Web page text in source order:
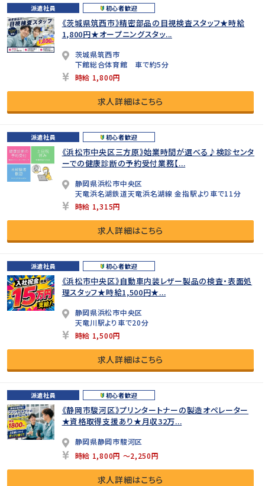
派遣社員 初心者歓迎
《茨城県筑西市》精密部品の目視検査スタッフ★時給
1,800円★オープニングスタッ...
茨城県筑西市
下館総合体育館 車で約5分
時給 1,800円
求人詳細はこちら
派遣社員 初心者歓迎
《浜松市中央区三方原》始業時間が選べる♪検診センタ
ーでの健康診断の予約受付業務【...
静岡県浜松市中央区
天竜浜名湖鉄道天竜浜名湖線 金指駅より車で11分
時給 1,315円
求人詳細はこちら
派遣社員 初心者歓迎
《浜松市中央区》自動車内装レザー製品の検査・表面処
理スタッフ★時給1,500円★...
静岡県浜松市中央区
天竜川駅より車で20分
時給 1,500円
求人詳細はこちら
派遣社員 初心者歓迎
《静岡市駿河区》プリンタートナーの製造オペレーター
★資格取得支援あり★月収32万...
静岡県静岡市駿河区
時給 1,800円 ～2,250円
求人詳細はこちら